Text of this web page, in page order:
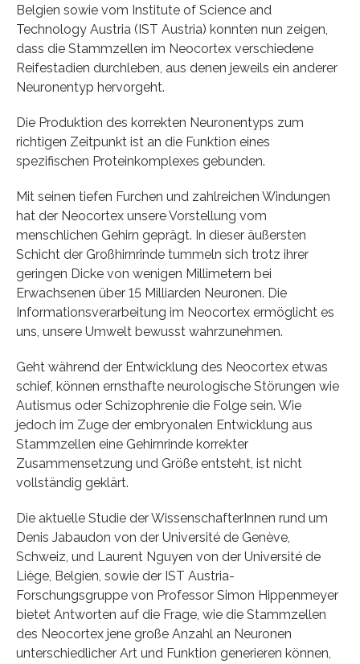
Belgien sowie vom Institute of Science and
Technology Austria (IST Austria) konnten nun zeigen,
dass die Stammzellen im Neocortex verschiedene
Reifestadien durchleben, aus denen jeweils ein anderer
Neuronentyp hervorgeht.
Die Produktion des korrekten Neuronentyps zum
richtigen Zeitpunkt ist an die Funktion eines
spezifischen Proteinkomplexes gebunden.
Mit seinen tiefen Furchen und zahlreichen Windungen
hat der Neocortex unsere Vorstellung vom
menschlichen Gehirn geprägt. In dieser äußersten
Schicht der Großhirnrinde tummeln sich trotz ihrer
geringen Dicke von wenigen Millimetern bei
Erwachsenen über 15 Milliarden Neuronen. Die
Informationsverarbeitung im Neocortex ermöglicht es
uns, unsere Umwelt bewusst wahrzunehmen.
Geht während der Entwicklung des Neocortex etwas
schief, können ernsthafte neurologische Störungen wie
Autismus oder Schizophrenie die Folge sein. Wie
jedoch im Zuge der embryonalen Entwicklung aus
Stammzellen eine Gehirnrinde korrekter
Zusammensetzung und Größe entsteht, ist nicht
vollständig geklärt.
Die aktuelle Studie der WissenschafterInnen rund um
Denis Jabaudon von der Université de Genève,
Schweiz, und Laurent Nguyen von der Université de
Liège, Belgien, sowie der IST Austria-
Forschungsgruppe von Professor Simon Hippenmeyer
bietet Antworten auf die Frage, wie die Stammzellen
des Neocortex jene große Anzahl an Neuronen
unterschiedlicher Art und Funktion generieren können,